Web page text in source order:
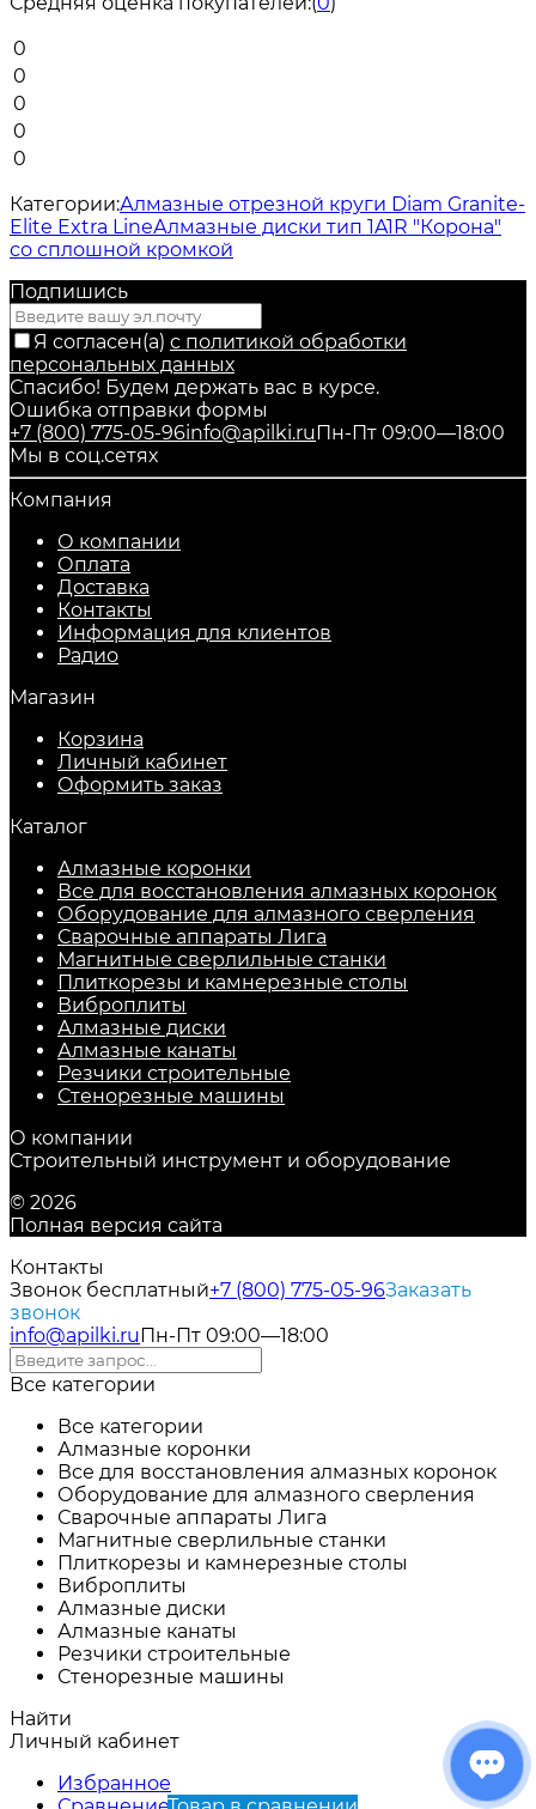
0
0
0
0
0
Категории:Алмазные отрезной круги Diam Granite-
Elite Extra LineАлмазные диски тип 1A1R "Корона"
со сплошной кромкой
Подпишись
Я согласен(a) с политикой обработки
персональных данных
Спасибо! Будем держать вас в курсе.
Ошибка отправки формы
+7 (800) 775-05-96info@apilki.ru Пн-Пт 09:00—18:00
Мы в соц.сетях
Компания
О компании
Оплата
Доставка
Контакты
Информация для клиентов
Радио
Магазин
Корзина
Личный кабинет
Оформить заказ
Каталог
Алмазные коронки
Все для восстановления алмазных коронок
Оборудование для алмазного сверления
Сварочные аппараты Лига
Магнитные сверлильные станки
Плиткорезы и камнерезные столы
Виброплиты
Алмазные диски
Алмазные канаты
Резчики строительные
Стенорезные машины
О компании
Строительный инструмент и оборудование
© 2026
Полная версия сайта
Контакты
Звонок бесплатный+7 (800) 775-05-96Заказать
звонок
info@apilki.ru Пн-Пт 09:00—18:00
Все категории
Все категории
Алмазные коронки
Все для восстановления алмазных коронок
Оборудование для алмазного сверления
Сварочные аппараты Лига
Магнитные сверлильные станки
Плиткорезы и камнерезные столы
Виброплиты
Алмазные диски
Алмазные канаты
Резчики строительные
Стенорезные машины
Найти
Личный кабинет
Избранное